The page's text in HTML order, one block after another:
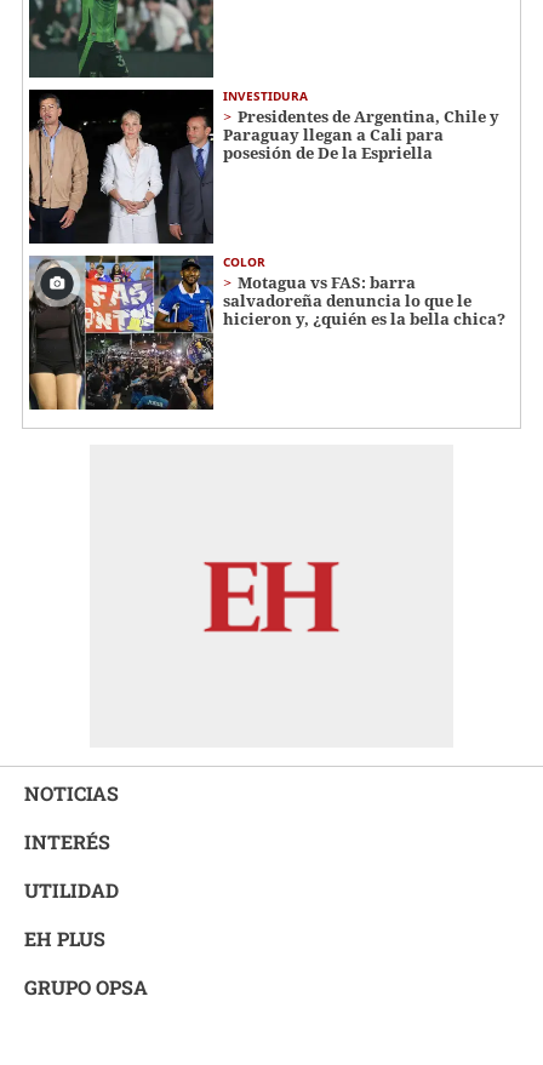
INVESTIDURA
Presidentes de Argentina, Chile y
Paraguay llegan a Cali para
posesión de De la Espriella
COLOR
Motagua vs FAS: barra
salvadoreña denuncia lo que le
hicieron y, ¿quién es la bella chica?
NOTICIAS
INTERÉS
UTILIDAD
EH PLUS
GRUPO OPSA